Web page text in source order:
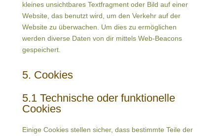
kleines unsichtbares Textfragment oder Bild auf einer
Website, das benutzt wird, um den Verkehr auf der
Website zu überwachen. Um dies zu ermöglichen
werden diverse Daten von dir mittels Web-Beacons
gespeichert.
5. Cookies
5.1 Technische oder funktionelle
Cookies
Einige Cookies stellen sicher, dass bestimmte Teile der